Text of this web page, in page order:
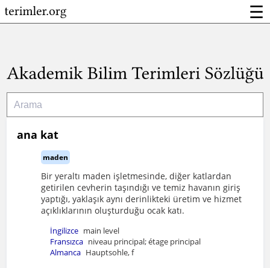
☰
ana kat
maden
Bir yeraltı maden işletmesinde, diğer katlardan
getirilen cevherin taşındığı ve temiz havanın giriş
yaptığı, yaklaşık aynı derinlikteki üretim ve hizmet
açıklıklarının oluşturduğu ocak katı.
İngilizce main level
Fransızca niveau principal; étage principal
Almanca Hauptsohle, f